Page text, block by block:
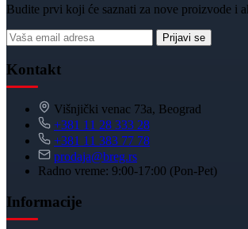
Budite prvi koji će saznati za nove proizvode i
Prijavi se
Kontakt
Višnjički venac 73a, Beograd
+381 11 28 333 28
+381 11 383 77 78
prodaja@breg.rs
Radno vreme: 9:00-17:00 (Pon-Pet)
Informacije